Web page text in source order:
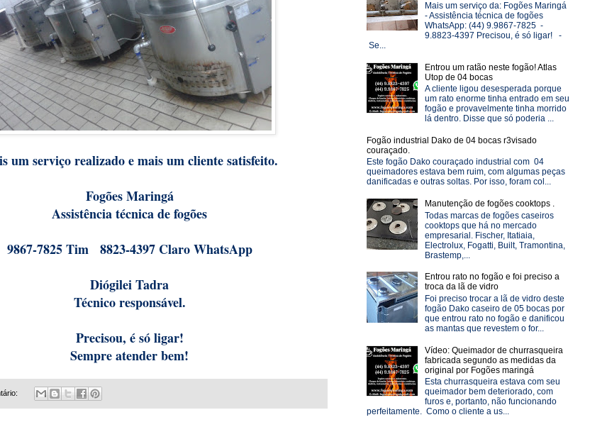
um serviço realizado e mais um cliente satisfeito.
Fogões Maringá
Assistência técnica de fogões
9867-7825 Tim 8823-4397 Claro WhatsApp
Diógilei Tadra
Técnico responsável.
Precisou, é só ligar!
Sempre atender bem!
Mais um serviço da: Fogões Maringá
- Assistência técnica de fogões
WhatsApp: (44) 9.9867-7825 -
9.8823-4397 Precisou, é só ligar! -
Se...
Entrou um ratão neste fogão! Atlas
Utop de 04 bocas
A cliente ligou desesperada porque
um rato enorme tinha entrado em seu
fogão e provavelmente tinha morrido
lá dentro. Disse que só poderia ...
Fogão industrial Dako de 04 bocas r3visado
couraçado.
Este fogão Dako couraçado industrial com 04
queimadores estava bem ruim, com algumas peças
danificadas e outras soltas. Por isso, foram col...
Manutenção de fogões cooktops .
Todas marcas de fogões caseiros
cooktops que há no mercado
empresarial. Fischer, Itatiaia,
Electrolux, Fogatti, Built, Tramontina,
Brastemp,...
Entrou rato no fogão e foi preciso a
troca da lã de vidro
Foi preciso trocar a lã de vidro deste
fogão Dako caseiro de 05 bocas por
que entrou rato no fogão e danificou
as mantas que revestem o for...
Vídeo: Queimador de churrasqueira
fabricada segundo as medidas da
original por Fogões maringá
Esta churrasqueira estava com seu
queimador bem deteriorado, com
furos e, portanto, não funcionando
perfeitamente. Como o cliente a us...